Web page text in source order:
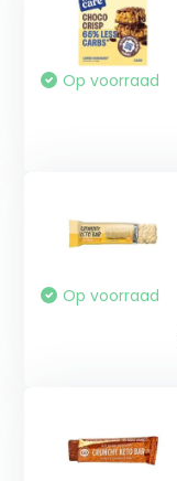
Op voorraad
Op voorraad